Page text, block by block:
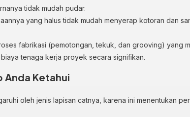
tidak mudah pudar.
yang halus tidak mudah menyerap kotoran dan
fabrikasi (pemotongan, tekuk, dan grooving) yang
tenaga kerja proyek secara signifikan.
Anda Ketahui
oleh jenis lapisan catnya, karena ini menentukan